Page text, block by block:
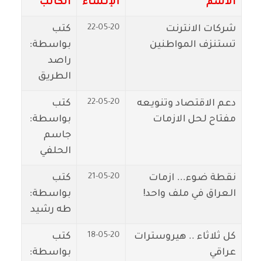
الاسم
الإنشاء
الكاتب
شركات الانترنت
تستنزف المواطنين
22-05-20
كتب
بواسطة:
راصد
الطريق
دعم الاقتصاد وتنويعه
مفتاح لحل الازمات
22-05-20
كتب
بواسطة:
جاسم
الحلفي
نقطة ضوء... ازمات
العراق في ملف واحد!
21-05-20
كتب
بواسطة:
طه رشيد
كل ثلاثاء .. هيروسترات
عراقي
18-05-20
كتب
بواسطة: